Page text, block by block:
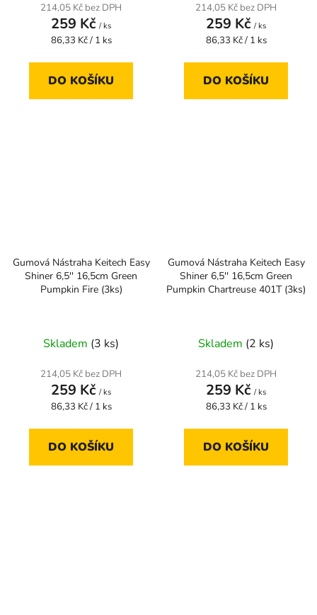
214,05 Kč bez DPH
259 Kč / ks
Měrná
86,33 Kč / 1 ks
DO KOŠÍKU
214,05 Kč bez DPH
259 Kč / ks
Měrná
86,33 Kč / 1 ks
DO KOŠÍKU
Gumová Nástraha Keitech Easy
Shiner 6,5'' 16,5cm Green
Pumpkin Fire (3ks)
Skladem (3 ks)
214,05 Kč bez DPH
259 Kč / ks
Měrná
86,33 Kč / 1 ks
DO KOŠÍKU
Gumová Nástraha Keitech Easy
Shiner 6,5'' 16,5cm Green
Pumpkin Chartreuse 401T (3ks)
Skladem (2 ks)
214,05 Kč bez DPH
259 Kč / ks
Měrná
86,33 Kč / 1 ks
DO KOŠÍKU